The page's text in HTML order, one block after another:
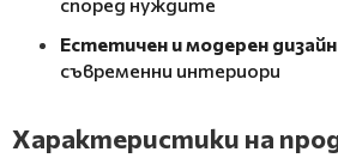
Естетичен и модерен дизайн
съвременни интериори
Характеристики на